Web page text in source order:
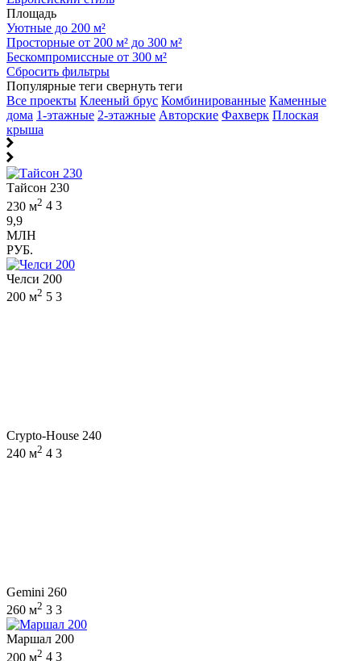
Площадь
Уютные до 200 м²
Просторные от 200 м² до 300 м²
Бескомпромиссные от 300 м²
Сбросить фильтры
Популярные теги свернуть теги
Все проекты Клееный брус Комбинированные Каменные
дома 1-этажные 2-этажные Авторские Фахверк Плоская
крыша
Тайсон 230
230 м2 4 3
9,9
МЛН
РУБ.
Челси 200
200 м2 5 3
Crypto-House 240
240 м2 4 3
Gemini 260
260 м2 3 3
Маршал 200
200 м2 4 3